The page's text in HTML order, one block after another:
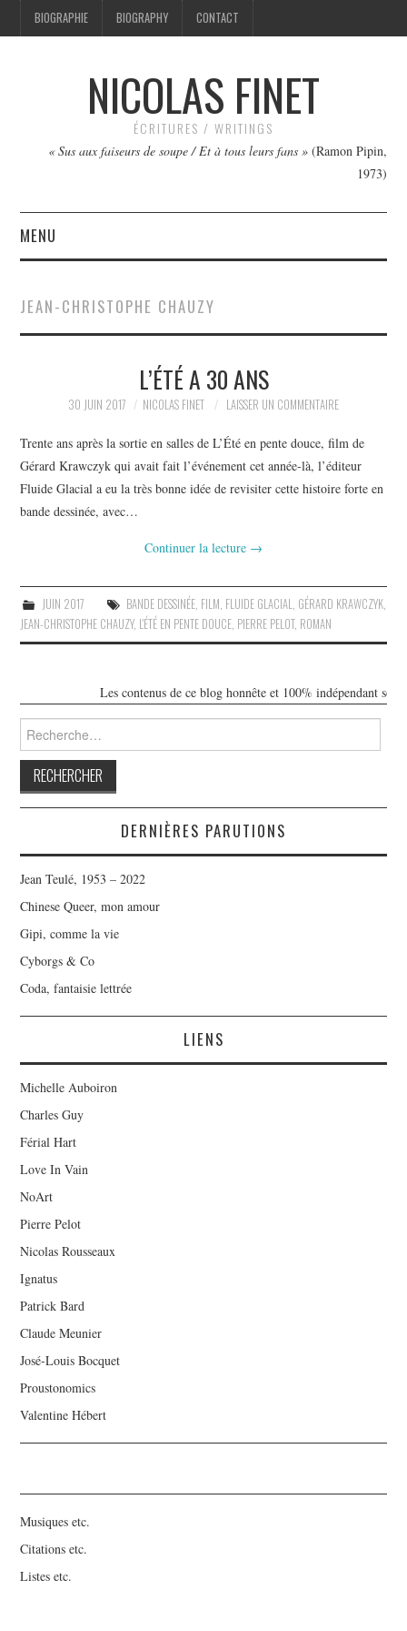
BIOGRAPHIE BIOGRAPHY CONTACT
NICOLAS FINET
ÉCRITURES / WRITINGS
« Sus aux faiseurs de soupe / Et à tous leurs fans »(Ramon Pipin,
1973)
MENU
IMAGES
JEAN-CHRISTOPHE CHAUZY
L’ÉTÉ A 30 ANS
30 JUIN 2017 NICOLAS FINET LAISSER UN COMMENTAIRE
Trente ans après la sortie en salles de L’Été en pente douce, film de
Gérard Krawczyk qui avait fait l’événement cet année-là, l’éditeur
Fluide Glacial a eu la très bonne idée de revisiter cette histoire forte en
bande dessinée, avec…
Continuer la lecture →
JUIN 2017 BANDE DESSINÉE, FILM FLUIDE GLACIAL GÉRARD KRAWCZYK,
JEAN-CHRISTOPHE CHAUZY, L'ÉTÉ EN PENTE DOUCE PIERRE PELOT, ROMAN
Les contenus de ce blog honnête et 100% indépendant
DERNIÈRES PARUTIONS
Jean Teulé, 1953 – 2022
Chinese Queer, mon amour
Gipi, comme la vie
Cyborgs & Co
Coda, fantaisie lettrée
LIENS
Michelle Auboiron
Charles Guy
Férial Hart
Love In Vain
NoArt
Pierre Pelot
Nicolas Rousseaux
Ignatus
Patrick Bard
Claude Meunier
José-Louis Bocquet
Proustonomics
Valentine Hébert
Musiques etc.
Citations etc.
Listes etc.